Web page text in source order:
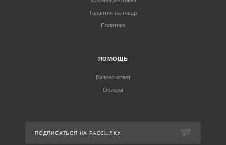
Гарантия на товар
Политика
ПОМОЩЬ
Вопрос-ответ
Обзоры
ПОДПИСАТЬСЯ НА РАССЫЛКУ